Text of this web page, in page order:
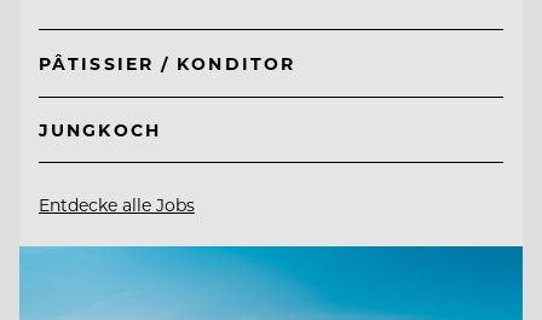
PÂTISSIER / KONDITOR
JUNGKOCH
Entdecke alle Jobs